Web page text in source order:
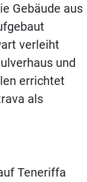
Gebäude aus
verleiht
und
errichtet
als
Teneriffa